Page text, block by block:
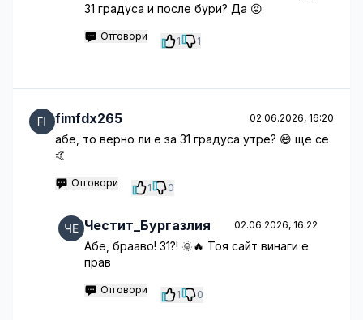
31 градуса и после бури? Да 😡
Отговори 1 1
fimfdx265 02.06.2026, 16:20
абе, то верно ли е за 31 градуса утре? 😅 ще се
🤙
Отговори 1 0
Честит_Бургазлия 02.06.2026, 16:22
Абе, брааво! 31?! 🌞🔥 Тоя сайт винаги е
прав
Отговори 1 0